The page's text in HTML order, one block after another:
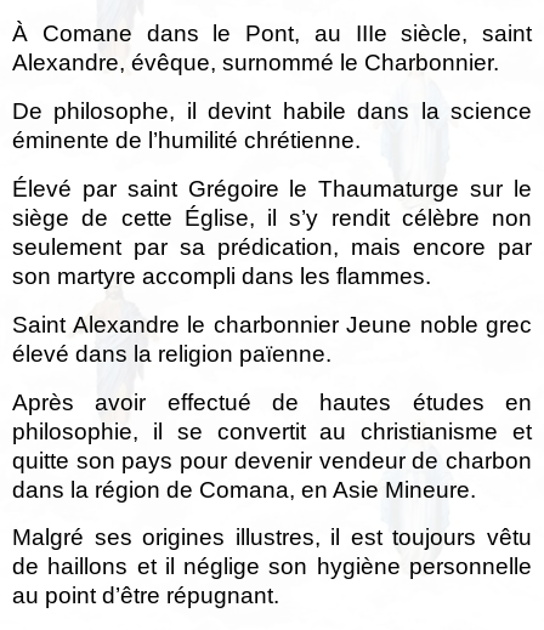
À Comane dans le Pont, au IIIe siècle, saint
Alexandre, évêque, surnommé le Charbonnier.
De philosophe, il devint habile dans la science
éminente de l’humilité chrétienne.
Élevé par saint Grégoire le Thaumaturge sur le
siège de cette Église, il s’y rendit célèbre non
seulement par sa prédication, mais encore par
son martyre accompli dans les flammes.
Saint Alexandre le charbonnier Jeune noble grec
élevé dans la religion païenne.
Après avoir effectué de hautes études en
philosophie, il se convertit au christianisme et
quitte son pays pour devenir vendeur de charbon
dans la région de Comana, en Asie Mineure.
Malgré ses origines illustres, il est toujours vêtu
de haillons et il néglige son hygiène personnelle
au point d’être répugnant.